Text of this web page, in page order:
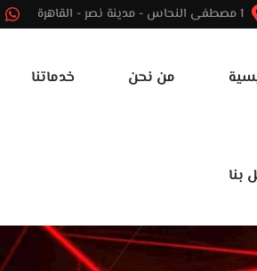
من نحن خدماتنا
بنا